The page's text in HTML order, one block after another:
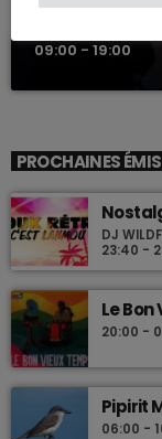
09:00 - 19:00
PROCHAINES
DJ
23:40 -
Le
20:00 -
Pipirit
06:00 -